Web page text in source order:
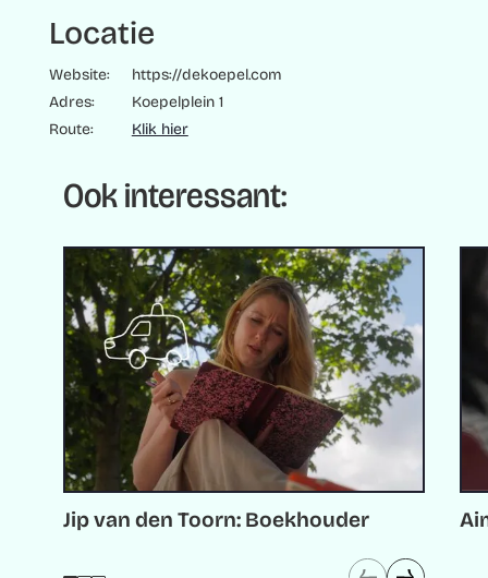
Locatie
Website:
https://dekoepel.com
Adres:
Koepelplein 1
Route:
Klik hier
Ook interessant:
Jip van den Toorn: Boekhouder